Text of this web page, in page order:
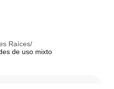
Raíces/
de uso mixto